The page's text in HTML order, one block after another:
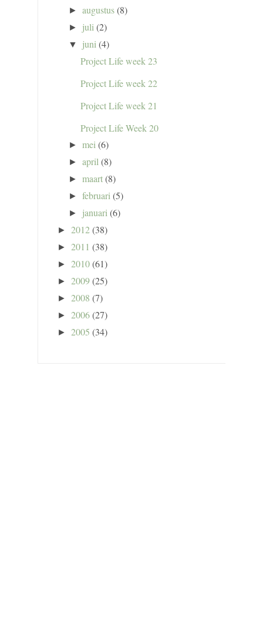
►augustus(8)
► juli(2)
▼ juni(4)
Project Life week 23
Project Life week 22
Project Life week 21
Project Life Week 20
►mei(6)
►april(8)
►maart(8)
►februari(5)
► januari(6)
► 2012(38)
► 2011 (38)
► 2010(61)
► 2009(25)
► 2008 (7)
► 2006(27)
► 2005 (34)